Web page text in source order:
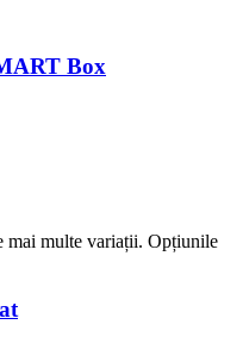
Box
mai multe variații. Opțiunile